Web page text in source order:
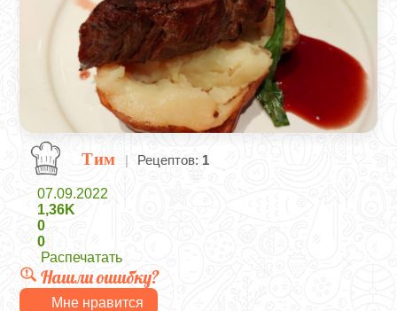
Тим | Рецептов: 1
07.09.2022
1,36K
0
0
Распечатать
Нашли ошибку?
Мне нравится